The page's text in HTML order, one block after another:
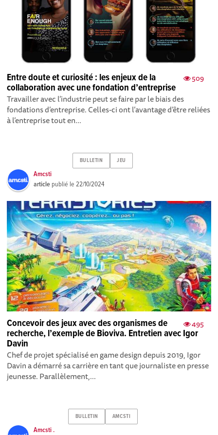
509
Entre doute et curiosité : les enjeux de la
collaboration avec une fondation d’entreprise
Travailler avec l’industrie peut se faire par le biais des
fondations d’entreprise. Celles-ci ont l’avantage d’être reliées
à l’entreprise tout en...
BULLETIN JEU
Amcsti
article publié le22/10/2024
495
Concevoir des jeux avec des organismes de
recherche, l’exemple de Bioviva. Entretien avec Igor
Davin
Chef de projet spécialisé en game design depuis 2019, Igor
Davin a démarré sa carrière en tant que journaliste en presse
jeunesse. Parallèlement,...
BULLETIN AMCSTI
Amcsti .